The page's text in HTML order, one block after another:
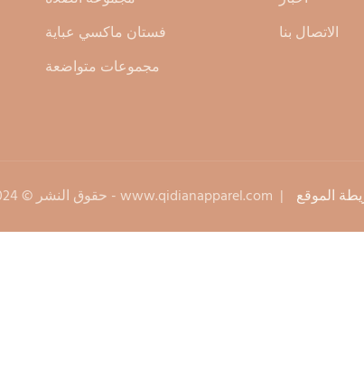
فستان ماكسي عباية
مجموعات متواضعة
الاتصال بنا
حقوق النشر © 2024 تشيديان -www.qidianapparel.com |